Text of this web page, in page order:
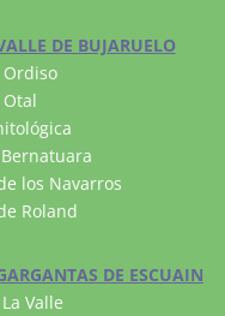
DE BUJARUELO
Ordiso
los Navarros
Roland
DE ESCUAIN
Valle